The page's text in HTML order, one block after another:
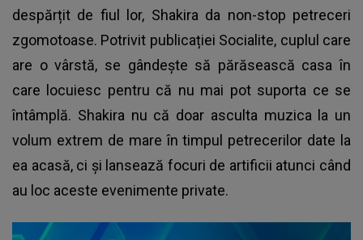
despărțit de fiul lor, Shakira da non-stop petreceri
zgomotoase. Potrivit publicației Socialite, cuplul care
are o vârstă, se gândește să părăsească casa în
care locuiesc pentru că nu mai pot suporta ce se
întâmplă. Shakira nu că doar asculta muzica la un
volum extrem de mare în timpul petrecerilor date la
ea acasă, ci și lansează focuri de artificii atunci când
au loc aceste evenimente private.